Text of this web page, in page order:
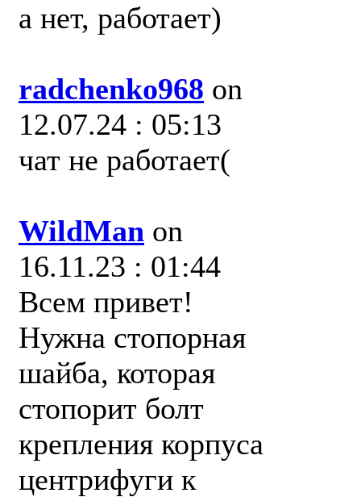
а нет, работает)
radchenko968 on
12.07.24 : 05:13
чат не работает(
WildMan on
16.11.23 : 01:44
Всем привет!
Нужна стопорная
шайба, которая
стопорит болт
крепления корпуса
центрифуги к